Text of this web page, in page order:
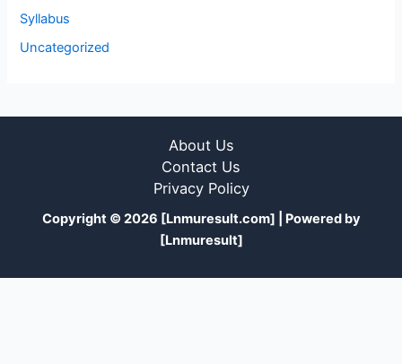
Syllabus
Uncategorized
About Us
Contact Us
Privacy Policy
Copyright © 2026 [Lnmuresult.com] | Powered by
[Lnmuresult]